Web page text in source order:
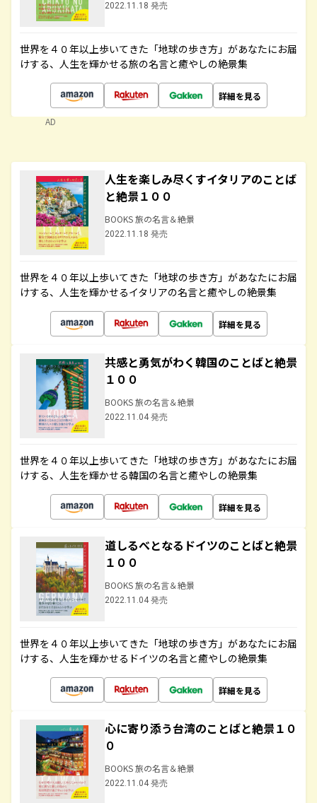
2022.11.18 発売
世界を４０年以上歩いてきた「地球の歩き方」があなたにお届
けする、人生を輝かせる旅の名言と癒やしの絶景集
詳細を見る
AD
人生を楽しみ尽くすイタリアのことば
と絶景１００
BOOKS 旅の名言＆絶景
2022.11.18 発売
世界を４０年以上歩いてきた「地球の歩き方」があなたにお届
けする、人生を輝かせるイタリアの名言と癒やしの絶景集
詳細を見る
共感と勇気がわく韓国のことばと絶景
１００
BOOKS 旅の名言＆絶景
2022.11.04 発売
世界を４０年以上歩いてきた「地球の歩き方」があなたにお届
けする、人生を輝かせる韓国の名言と癒やしの絶景集
詳細を見る
道しるべとなるドイツのことばと絶景
１００
BOOKS 旅の名言＆絶景
2022.11.04 発売
世界を４０年以上歩いてきた「地球の歩き方」があなたにお届
けする、人生を輝かせるドイツの名言と癒やしの絶景集
詳細を見る
心に寄り添う台湾のことばと絶景１０
０
BOOKS 旅の名言＆絶景
2022.11.04 発売